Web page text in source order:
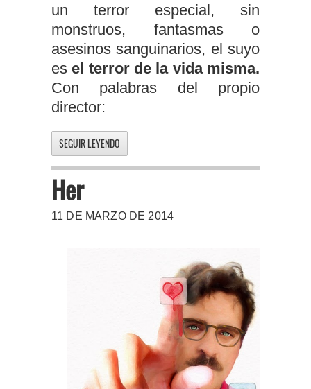
un terror especial, sin
monstruos, fantasmas o
asesinos sanguinarios, el suyo
es el terror de la vida misma.
Con palabras del propio
director:
SEGUIR LEYENDO
Her
11 DE MARZO DE 2014